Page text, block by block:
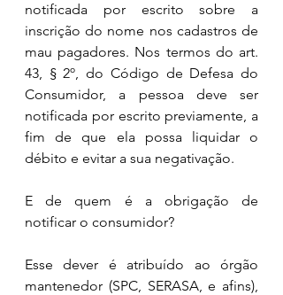
notificada por escrito sobre a
inscrição do nome nos cadastros de
mau pagadores. Nos termos do art.
43, § 2º, do Código de Defesa do
Consumidor, a pessoa deve ser
notificada por escrito previamente, a
fim de que ela possa liquidar o
débito e evitar a sua negativação.
E de quem é a obrigação de
notificar o consumidor?
Esse dever é atribuído ao órgão
mantenedor (SPC, SERASA, e afins),